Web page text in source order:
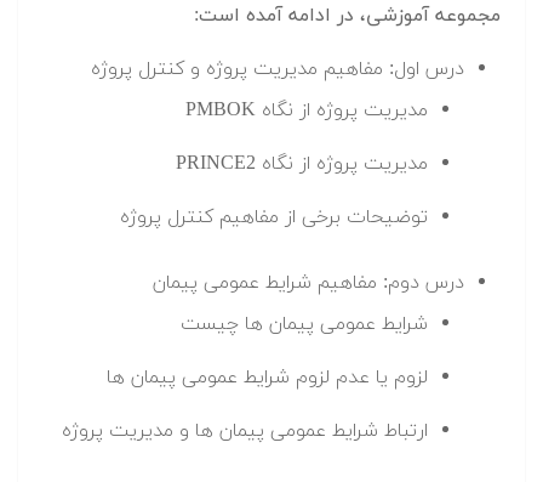
مجموعه آموزشی، در ادامه آمده است:
درس اول: مفاهیم مدیریت پروژه و کنترل پروژه
مدیریت پروژه از نگاه PMBOK
مدیریت پروژه از نگاه PRINCE2
توضیحات برخی از مفاهیم کنترل پروژه
درس دوم: مفاهیم شرایط عمومی پیمان
شرایط عمومی پیمان ها چیست
لزوم یا عدم لزوم شرایط عمومی پیمان ها
ارتباط شرایط عمومی پیمان ها و مدیریت پروژه